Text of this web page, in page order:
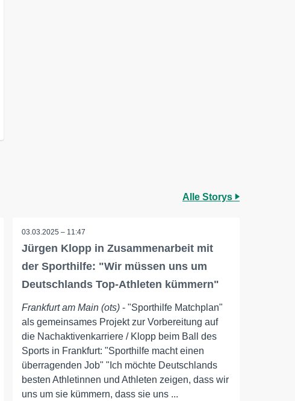
Alle Storys
03.03.2025 – 11:47
Jürgen Klopp in Zusammenarbeit mit
der Sporthilfe: "Wir müssen uns um
Deutschlands Top-Athleten kümmern"
Frankfurt am Main (ots) - "Sporthilfe Matchplan"
als gemeinsames Projekt zur Vorbereitung auf
die Nachaktivenkarriere / Klopp beim Ball des
Sports in Frankfurt: "Sporthilfe macht einen
überragenden Job" "Ich möchte Deutschlands
besten Athletinnen und Athleten zeigen, dass wir
uns um sie kümmern, dass sie uns ...